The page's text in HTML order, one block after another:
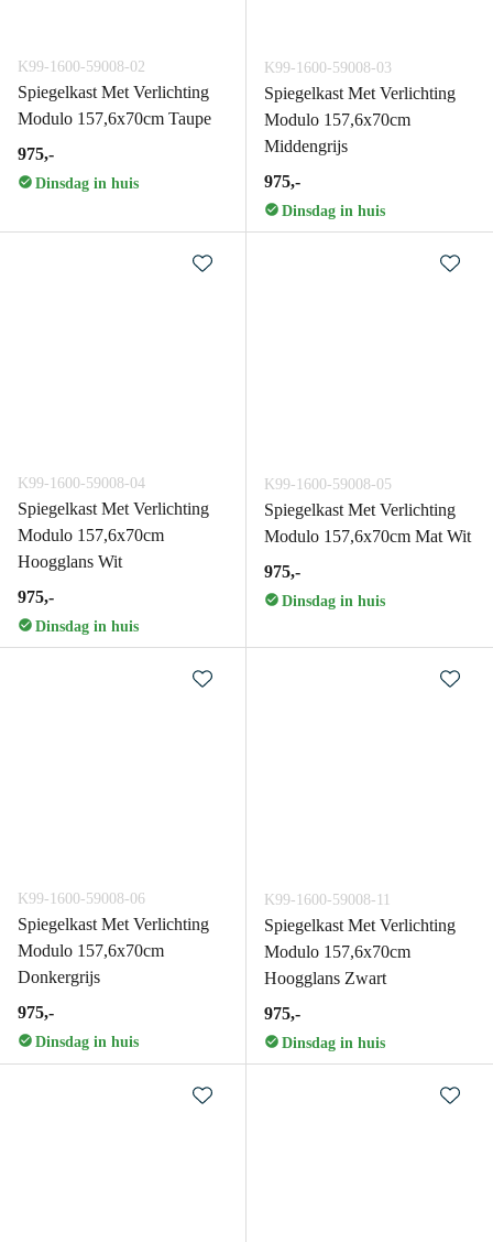
K99-1600-59008-02
Spiegelkast Met Verlichting
Modulo 157,6x70cm Taupe
975,-
Dinsdag in huis
K99-1600-59008-03
Spiegelkast Met Verlichting
Modulo 157,6x70cm
Middengrijs
975,-
Dinsdag in huis
K99-1600-59008-04
Spiegelkast Met Verlichting
Modulo 157,6x70cm
Hoogglans Wit
975,-
Dinsdag in huis
K99-1600-59008-05
Spiegelkast Met Verlichting
Modulo 157,6x70cm Mat Wit
975,-
Dinsdag in huis
K99-1600-59008-06
Spiegelkast Met Verlichting
Modulo 157,6x70cm
Donkergrijs
975,-
Dinsdag in huis
K99-1600-59008-11
Spiegelkast Met Verlichting
Modulo 157,6x70cm
Hoogglans Zwart
975,-
Dinsdag in huis